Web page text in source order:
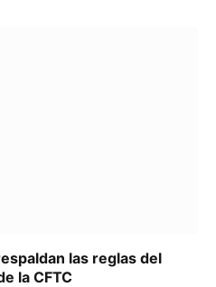
las reglas del
la CFTC